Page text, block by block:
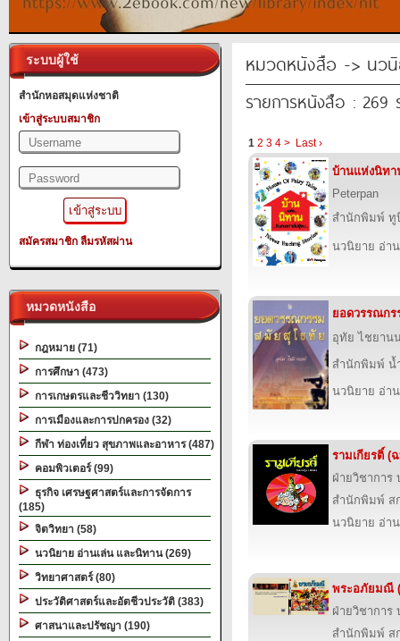
ระบบผู้ใช้
สำนักหอสมุดแห่งชาติ
เข้าสู่ระบบสมาชิก
สมัครสมาชิก ลืมรหัสผ่าน
หมวดหนังสือ
กฎหมาย (71)
การศึกษา (473)
การเกษตรและชีววิทยา (130)
การเมืองและการปกครอง (32)
กีฬา ท่องเที่ยว สุขภาพและอาหาร (487)
คอมพิวเตอร์ (99)
ธุรกิจ เศรษฐศาสตร์และการจัดการ
(185)
จิตวิทยา (58)
นวนิยาย อ่านเล่น และนิทาน (269)
วิทยาศาสตร์ (80)
ประวัติศาสตร์และอัตชีวประวัติ (383)
ศาสนาและปรัชญา (190)
หมวดหนังสือ -> นวนิ
รายการหนังสือ : 269
1 2 3 4 > Last ›
บ้านแห่งนิทา
Peterpan
สำนักพิมพ์ ทู
นวนิยาย อ่า
ยอดวรรณก
อุทัย ไชยาน
สำนักพิมพ์ น้
นวนิยาย อ่า
รามเกียรติ์ (
ฝ่ายวิชาการ
สำนักพิมพ์ ส
นวนิยาย อ่า
พระอภัยมณี
ฝ่ายวิชาการ
สำนักพิมพ์ ส